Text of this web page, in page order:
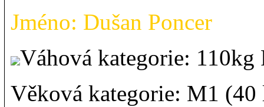
Jméno: Dušan Poncer
Váhová kategorie: 110kg
Věková kategorie: M1 (40